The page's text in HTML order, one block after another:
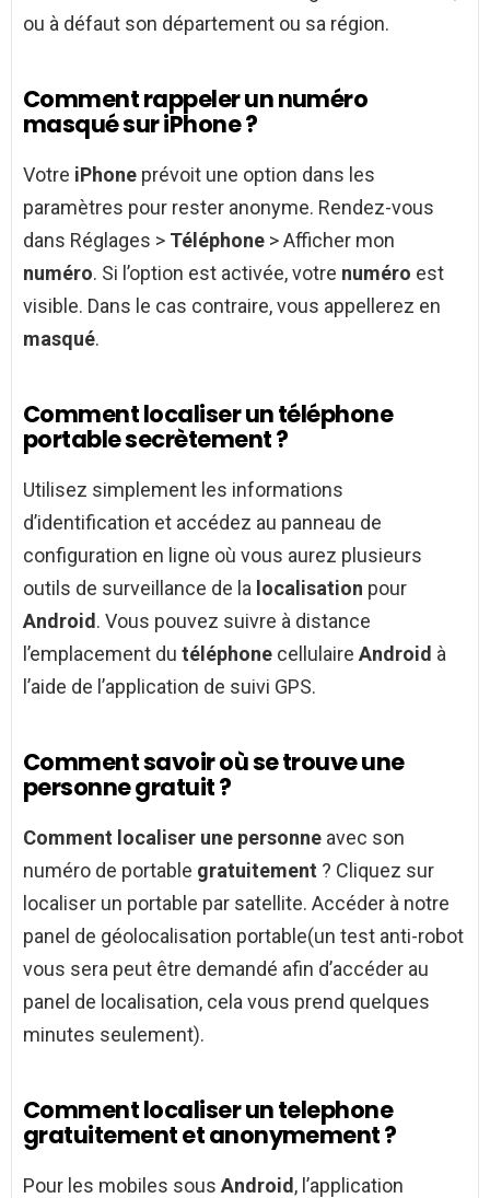
ou à défaut son département ou sa région.
Comment rappeler un numéro
masqué sur iPhone ?
Votre iPhone prévoit une option dans les
paramètres pour rester anonyme. Rendez-vous
dans Réglages > Téléphone > Afficher mon
numéro. Si l’option est activée, votre numéro est
visible. Dans le cas contraire, vous appellerez en
masqué.
Comment localiser un téléphone
portable secrètement ?
Utilisez simplement les informations
d’identification et accédez au panneau de
configuration en ligne où vous aurez plusieurs
outils de surveillance de la localisation pour
Android. Vous pouvez suivre à distance
l’emplacement du téléphone cellulaire Android à
l’aide de l’application de suivi GPS.
Comment savoir où se trouve une
personne gratuit ?
Comment localiser une personne avec son
numéro de portable gratuitement ? Cliquez sur
localiser un portable par satellite. Accéder à notre
panel de géolocalisation portable(un test anti-robot
vous sera peut être demandé afin d’accéder au
panel de localisation, cela vous prend quelques
minutes seulement).
Comment localiser un telephone
gratuitement et anonymement ?
Pour les mobiles sous Android, l’application